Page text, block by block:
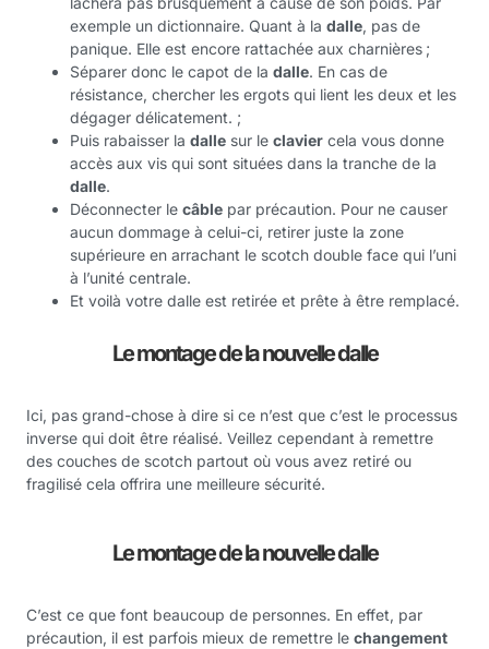
exemple un dictionnaire. Quant à la dalle, pas de
panique. Elle est encore rattachée aux charnières ;
Séparer donc le capot de la dalle. En cas de
résistance, chercher les ergots qui lient les deux et les
dégager délicatement. ;
Puis rabaisser la dalle sur le clavier cela vous donne
accès aux vis qui sont situées dans la tranche de la
dalle.
Déconnecter le câble par précaution. Pour ne causer
aucun dommage à celui-ci, retirer juste la zone
supérieure en arrachant le scotch double face qui l’uni
à l’unité centrale.
Et voilà votre dalle est retirée et prête à être remplacé.
Le montage de la nouvelle dalle
Ici, pas grand-chose à dire si ce n’est que c’est le processus
inverse qui doit être réalisé. Veillez cependant à remettre
des couches de scotch partout où vous avez retiré ou
fragilisé cela offrira une meilleure sécurité.
Le montage de la nouvelle dalle
C’est ce que font beaucoup de personnes. En effet, par
précaution, il est parfois mieux de remettre le changement